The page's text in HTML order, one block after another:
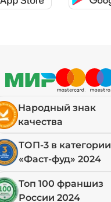
Народный знак
качества
ТОП-3 в категории
«Фаст-фуд» 2024
Топ 100 франшиз
России 2024